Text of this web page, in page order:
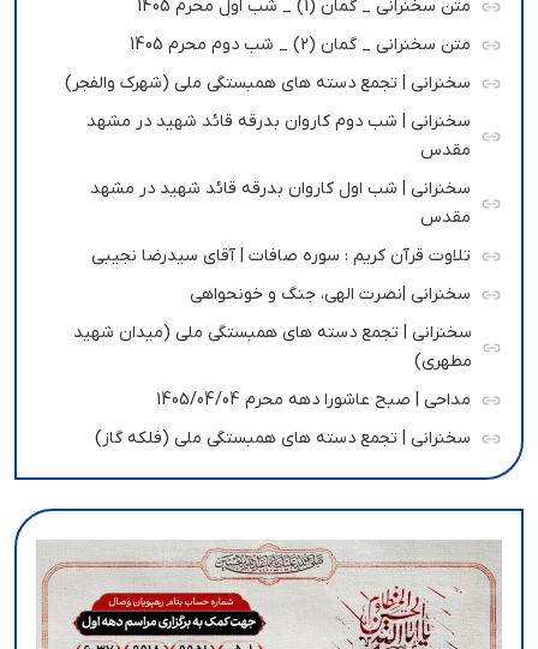
متن سخنرانی _ گمان (1) _ شب اول محرم 1405
متن سخنرانی _ گمان (2) _ شب دوم محرم 1405
سخنرانی | تجمع دسته های همبستگی ملی (شهرک والفجر)
سخنرانی | شب دوم کاروان بدرقه قائد شهید در مشهد
مقدس
سخنرانی | شب اول کاروان بدرقه قائد شهید در مشهد
مقدس
تلاوت قرآن کریم : سوره صافات | آقای سیدرضا نجیبی
سخنرانی |نصرت الهی، جنگ و خونحواهی
سخنرانی | تجمع دسته های همبستگی ملی (میدان شهید
مطهری)
مداحی | صبح عاشورا دهه محرم 1405/04/04
سخنرانی | تجمع دسته های همبستگی ملی (فلکه گاز)